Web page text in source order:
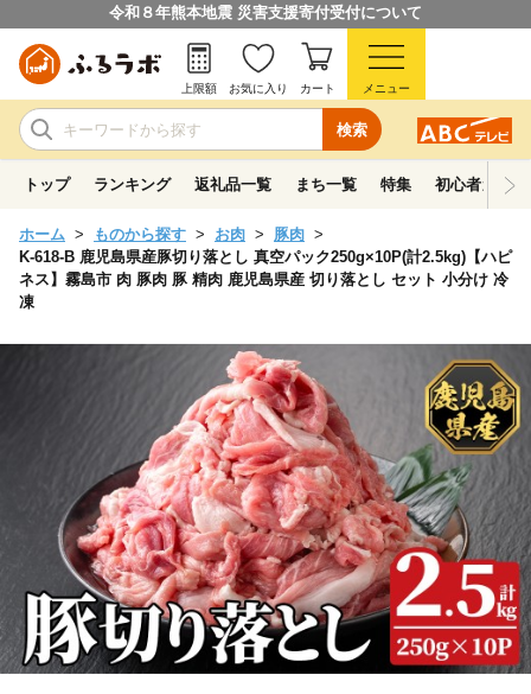
令和８年熊本地震 災害支援寄付受付について
検索
上限額 お気に入り カート メニュー
トップ ランキング 返礼品一覧 まち一覧 特集 初心者ガイド
ホーム ものから探す お肉
豚肉
K-618-B 鹿児島県産豚切り落とし 真空パック250g×10P(計2.5kg)【ハピ
ネス】霧島市 肉 豚肉 豚 精肉 鹿児島県産 切り落とし セット 小分け 冷
凍